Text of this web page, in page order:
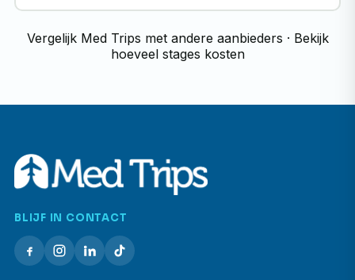
Vergelijk Med Trips met andere aanbieders · Bekijk
hoeveel stages kosten
BLIJF IN CONTACT